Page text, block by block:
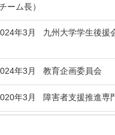
ーム長）
年3月
九州大学学生後援
年3月 教育企画委員会
年3月 障害者支援推進専